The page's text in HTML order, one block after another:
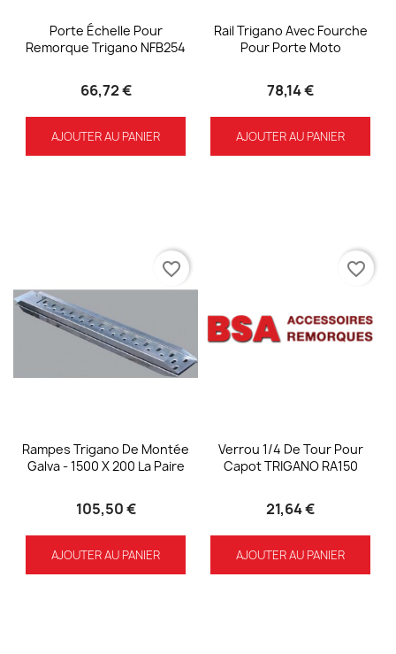
Porte Échelle Pour
Remorque Trigano NFB254
66,72 €
AJOUTER AU PANIER
Rail Trigano Avec Fourche
Pour Porte Moto
78,14 €
AJOUTER AU PANIER
Rampes Trigano De Montée
Galva - 1500 X 200 La Paire
105,50 €
AJOUTER AU PANIER
favorite_border
Verrou 1/4 De Tour Pour
Capot TRIGANO RA150
21,64 €
AJOUTER AU PANIER
favorite_border